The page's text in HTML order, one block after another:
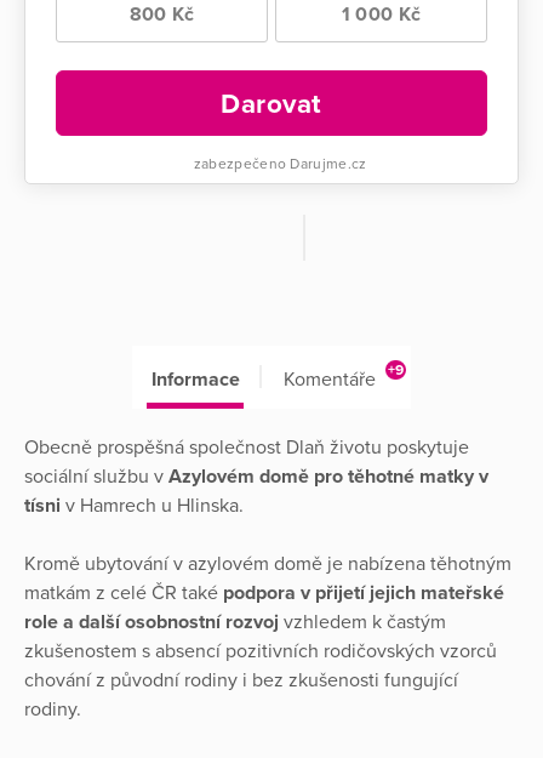
800 Kč 1 000 Kč
Darovat
zabezpečeno Darujme.cz
Informace Komentáře +9
Obecně prospěšná společnost Dlaň životu poskytuje
sociální službu v Azylovém domě pro těhotné matky v
tísni v Hamrech u Hlinska.
Kromě ubytování v azylovém domě je nabízena těhotným
matkám z celé ČR také podpora v přijetí jejich mateřské
role a další osobnostní rozvoj vzhledem k častým
zkušenostem s absencí pozitivních rodičovských vzorců
chování z původní rodiny i bez zkušenosti fungující
rodiny.